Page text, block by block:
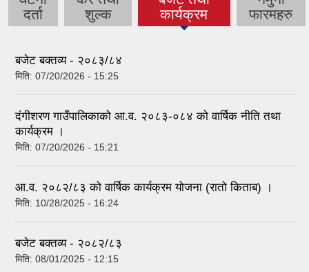
दर्ता
शुल्क
कार्यक्रम
(active tab)
फारमहरु
बजेट बक्तव्य - २०८३/८४
मिति: 07/20/2026 - 15:25
दंगीशरण गाउँपालिकाको आ.व. २०८३-०८४ को वार्षिक नीति तथा
कार्यक्रम ।
मिति: 07/20/2026 - 15:21
आ.व. २०८२/८३ को वार्षिक कार्यक्रम योजना (रातो किताब) ।
मिति: 10/28/2025 - 16:24
बजेट बक्तव्य - २०८२/८३
मिति: 08/01/2025 - 12:15